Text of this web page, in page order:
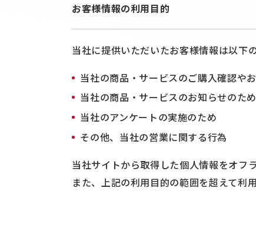
お客様情報の利用目的
当社に提供いただいたお客様情報は以下
当社の商品・サービスのご購入確認や
当社の商品・サービスのお知らせのため
当社のアンケートの実施のため
その他、当社の営業に関する行為
当社サイトから取得した個人情報をオフ
また、上記の利用目的の範囲を超えて利